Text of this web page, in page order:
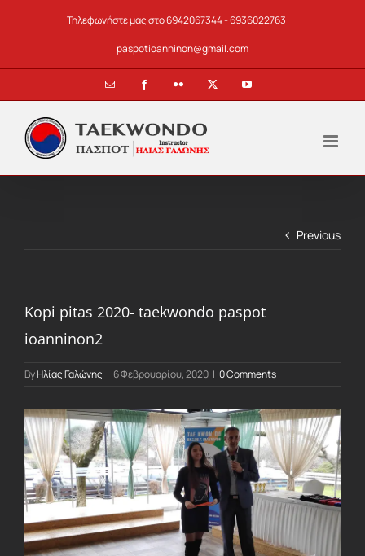
Τηλεφωνήστε μας στο 6942067344 - 6936022763 |
paspotioanninon@gmail.com
Email FacebookFlickr YouTube
Previous
Kopi pitas 2020- taekwondo paspot
ioanninon2
ByΗλίας Γαλώνης | 6 Φεβρουαρίου, 2020 | 0 Comments